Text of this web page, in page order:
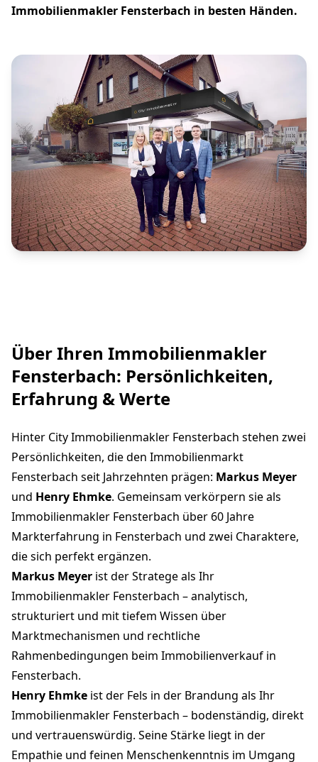
Immobilienmakler Fensterbach in besten Händen.
Über Ihren Immobilienmakler
Fensterbach: Persönlichkeiten,
Erfahrung & Werte
Hinter City Immobilienmakler Fensterbach stehen zwei
Persönlichkeiten, die den Immobilienmarkt
Fensterbach seit Jahrzehnten prägen: Markus Meyer
und Henry Ehmke. Gemeinsam verkörpern sie als
Immobilienmakler Fensterbach über 60 Jahre
Markterfahrung in Fensterbach und zwei Charaktere,
die sich perfekt ergänzen.
Markus Meyer ist der Stratege als Ihr
Immobilienmakler Fensterbach – analytisch,
strukturiert und mit tiefem Wissen über
Marktmechanismen und rechtliche
Rahmenbedingungen beim Immobilienverkauf in
Fensterbach.
Henry Ehmke ist der Fels in der Brandung als Ihr
Immobilienmakler Fensterbach – bodenständig, direkt
und vertrauenswürdig. Seine Stärke liegt in der
Empathie und feinen Menschenkenntnis im Umgang